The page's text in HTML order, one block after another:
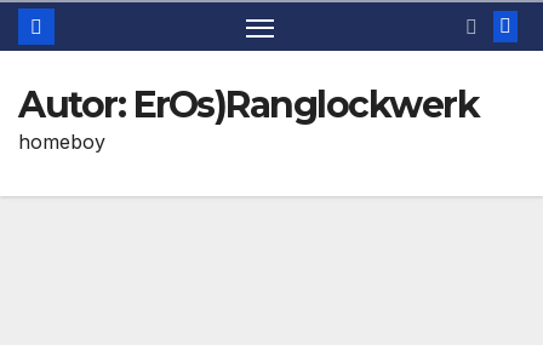
Autor: ErOs)Ranglockwerk
homeboy